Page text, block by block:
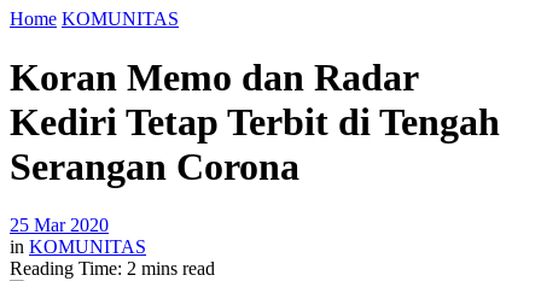
Home KOMUNITAS
Koran Memo dan Radar
Kediri Tetap Terbit di Tengah
Serangan Corona
25 Mar 2020
in KOMUNITAS
Reading Time: 2 mins read